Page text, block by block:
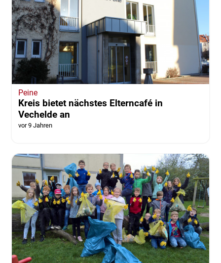
Peine
Kreis bietet nächstes Elterncafé in
Vechelde an
vor 9 Jahren